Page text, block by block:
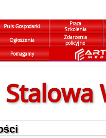
Puls Gospodarki
Praca
Szkolenia
Ogłoszenia
Zdarzenia
policyjne
Pomagamy
Stalowa